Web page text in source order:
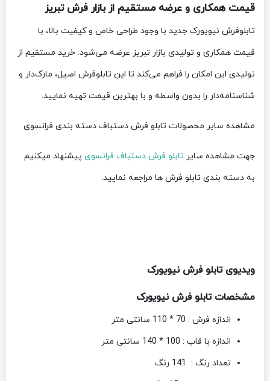
قیمت همکاری و عرضه مستقیم از بازار فرش تبریز
تابلوفرش نیویورک جدید با وجود طراحی خاص و کیفیت بالا، با
قیمت همکاری و تولیدی بازار تبریز عرضه می‌شود. خرید مستقیم از
تولیدی این امکان را فراهم می‌کند تا این تابلوفرش اصیل، مارک‌دار و
شناسنامه‌دار را بدون واسطه و با بهترین قیمت تهیه نمایید.
مشاهده سایر محصولات تابلو فرش دستباف دسته بندی فرانسوی
جهت مشاهده سایر تابلو فرش دستباف فرانسوی پیشنهاد میکنیم
به دسته بندی تابلو فرش ها مراجعه نمایید.
ویدیوی تابلو فرش نیویورک
مشخصات تابلو فرش نیویورک
اندازه فرش : 70 * 110 سانتی متر
اندازه با قاب : 100 * 140 سانتی متر
تعداد رنگ : 141 رنگ